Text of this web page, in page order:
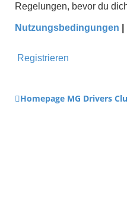
Regelungen, bevor du
Nutzungsbedingungen
Registrieren
Homepage MG Drivers